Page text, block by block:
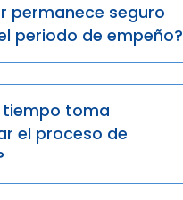
permanece seguro
periodo de empeño?
tiempo toma
el proceso de